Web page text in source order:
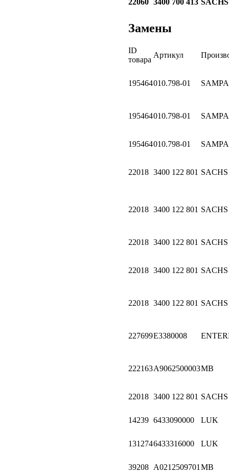
Замены
ID
товара
Артикул
195464010.798-01 SAMPA
195464010.798-01 SAMPA
195464010.798-01 SAMPA
22018 3400 122 801 SACHS
22018 3400 122 801 SACHS
22018 3400 122 801 SACHS
22018 3400 122 801 SACHS
22018 3400 122 801 SACHS
227699E3380008
222163A9062500003MB
22018 3400 122 801 SACHS
14239 6433090000 LUK
1312746433316000 LUK
39208 A0212509701 MB